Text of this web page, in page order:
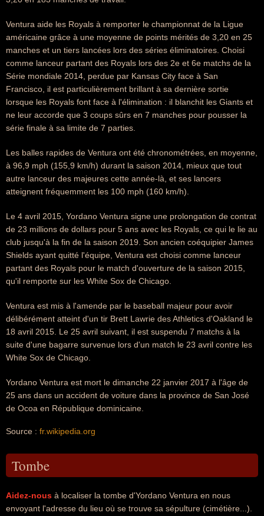
Ventura aide les Royals à remporter le championnat de la Ligue
américaine grâce à une moyenne de points mérités de 3,20 en 25
manches et un tiers lancées lors des séries éliminatoires. Choisi
comme lanceur partant des Royals lors des 2e et 6e matchs de la
Série mondiale 2014, perdue par Kansas City face à San
Francisco, il est particulièrement brillant à sa dernière sortie
lorsque les Royals font face à l'élimination : il blanchit les Giants et
ne leur accorde que 3 coups sûrs en 7 manches pour pousser la
série finale à sa limite de 7 parties.
Les balles rapides de Ventura ont été chronométrées, en moyenne,
à 96,9 mph (155,9 km/h) durant la saison 2014, mieux que tout
autre lanceur des majeures cette année-là, et ses lancers
atteignent fréquemment les 100 mph (160 km/h).
Le 4 avril 2015, Yordano Ventura signe une prolongation de contrat
de 23 millions de dollars pour 5 ans avec les Royals, ce qui le lie au
club jusqu'à la fin de la saison 2019. Son ancien coéquipier James
Shields ayant quitté l'équipe, Ventura est choisi comme lanceur
partant des Royals pour le match d'ouverture de la saison 2015,
qu'il remporte sur les White Sox de Chicago.
Ventura est mis à l'amende par le baseball majeur pour avoir
délibérément atteint d'un tir Brett Lawrie des Athletics d'Oakland le
18 avril 2015. Le 25 avril suivant, il est suspendu 7 matchs à la
suite d'une bagarre survenue lors d'un match le 23 avril contre les
White Sox de Chicago.
Yordano Ventura est mort le dimanche 22 janvier 2017 à l'âge de
25 ans dans un accident de voiture dans la province de San José
de Ocoa en République dominicaine.
Source : fr.wikipedia.org
Tombe
Aidez-nous à localiser la tombe d'Yordano Ventura en nous
envoyant l'adresse du lieu où se trouve sa sépulture (cimétière...).